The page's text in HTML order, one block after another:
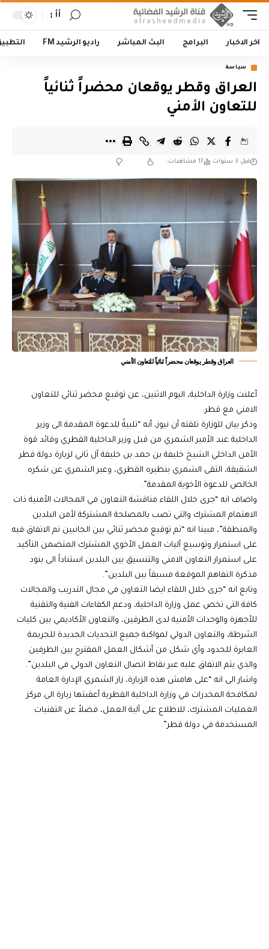
أأ
اخر الاخبار البرامج البث المباشر راديو الرشيد FM
سياسة
العراق وقطر يوقعان محضراً ثنائياً
للتعاون الأمني
قبل 3 سنوات 17 مشاهدات
العراق وقطر يوقعان محضراً ثنائياً للتعاون الأمني
أعلنت وزارة الداخلية، اليوم الاثنين، عن توقيع محضر ثنائي للتعاون
الامني مع قطر.
وذكر بيان للوزارة تلقته آن نيوز، أنه “تلبيةً للدعوة المقدمة الى وزير
الداخلية عبد الأمير الشمري من قبل وزير الداخلية القطري وقائد قوة
الأمن الداخلي الشيخ خليفة بن حمد بن خليفة آل ثاني لزيارة دولة قطر
الشقيقة، التقى الشمري بنظيره القطري، وعبر الشمري عن شكره
الخالص للدعوة الأخوية المقدمة”.
واضاف انه “جرى خلال اللقاء مناقشة التعاون في المجالات الأمنية ذات
الاهتمام المشترك والتي تصب بالمصلحة المشتركة لأمن البلدين
والمنطقة”، مبينا انه “تم توقيع محضر ثنائي بين الجانبين تم الاتفاق فيه
على استمرار وتوسيع آليات العمل الأخوي المشترك المتضمن التأكيد
على استمرار التعاون الامني والتنسيق بين البلدين استناداً الى بنود
مذكرة التفاهم الموقعة مسبقاً بين البلدين”.
وتابع انه “جرى خلال اللقاء ايضا التعاون في مجال التدريب والمجالات
كافة التي تخص عمل وزارة الداخلية، ودعم الكفاءات الفنية والتقنية
للأجهزة والوحدات الأمنية لدى الطرفين، والتعاون الأكاديمي بين كليات
الشرطة، والتعاون الدولي لمواكبة جميع التحديات الجديدة للجريمة
العابرة للحدود وأي شكل من أشكال العمل المقترح بين الطرفين
والذي يتم الاتفاق عليه عبر نقاط اتصال التعاون الدولي في البلدين”.
واشار الى انه “على هامش هذه الزيارة، زار الشمري الإدارة العامة
لمكافحة المخدرات في وزارة الداخلية القطرية أعقبتها زيارة الى مركز
العمليات المشترك، للاطلاع على آلية العمل، فضلاً عن التقنيات
المستخدمة في دولة قطر”.